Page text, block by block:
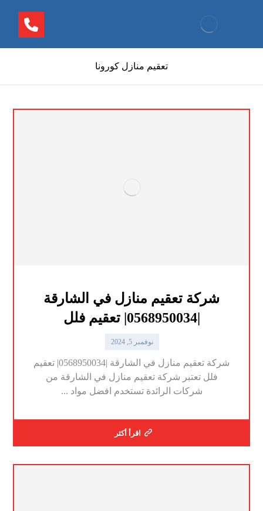
تعقيم منازل كورونا
شركة تعقيم منازل في الشارقة
|0568950034| تعقيم فلل
نوفمبر 5, 2024
شركة تعقيم منازل في الشارقة |0568950034| تعقيم
فلل تعتبر شركة تعقيم منازل في الشارقة من
شركات الرائدة تستخدم افضل مواد ...
اقرأ أكثر